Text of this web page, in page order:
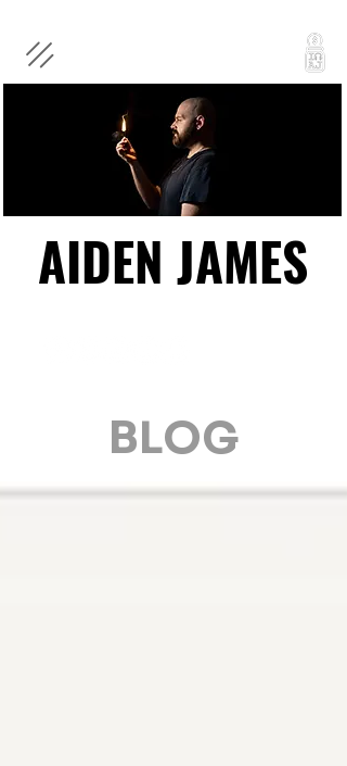
AIDEN JAMES
AIDEN JAMES
BLOG